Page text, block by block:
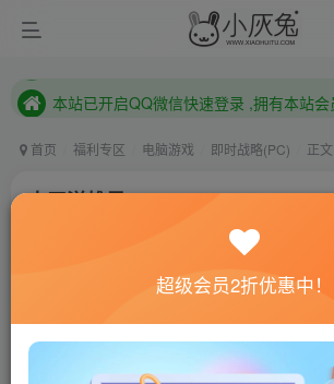
首页 福利专区 电脑游戏 即时战略(PC) 正文
太平洋雄风/Victory At Sea Pacific
联网教程： 内附教程
单机教程： 内附教程
不懂的话联系客服！！！
超级会员2折优惠中！